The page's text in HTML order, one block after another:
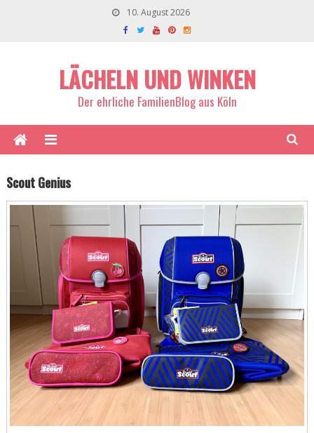
10. August 2026
LÄCHELN UND WINKEN
Der ehrliche FamilienBlog aus Köln
Scout Genius